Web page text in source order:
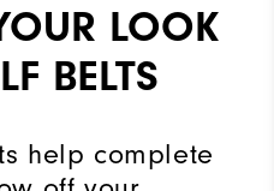
LOOK
BELTS
help complete